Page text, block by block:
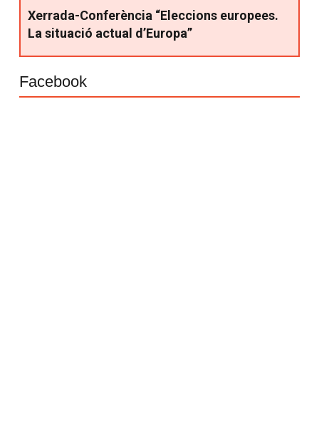
Xerrada-Conferència “Eleccions europees.
La situació actual d’Europa”
Facebook